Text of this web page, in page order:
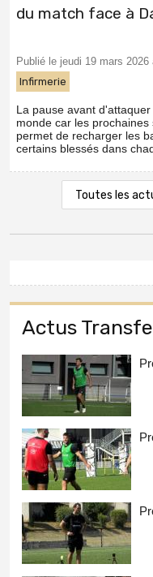
du match face à
Publié le jeudi 19 mars 2026
Infirmerie
La pause avant
monde car les
permet de recharger les
certains blessés dans
Toutes les
Actus